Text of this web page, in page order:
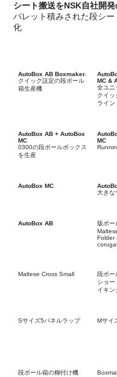
シート搬送をNSK自社開
パレット積みされた段シ
化
AutoBox AB Boxmaker.
クイック設定の段ボール
箱生産機
MC &
全ユニ
クイッ
ライン
AutoBox AB + AutoBox
MC
0300の段ボールボックス
を生産
MC
AutoBox MC
大きな
AutoBox AB
版ボー
Folder
Maltese Cross Small
段ボー
ショー
イキン
Sサイズ5パネルラップ Mサイ
段ボール箱の糊付け機